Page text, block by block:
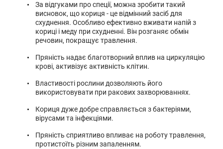
За відгуками про спеції, можна зробити такий
висновок, що кориця - це відмінний засіб для
схуднення. Особливо ефективно вживати напій з
кориці і меду при схудненні. Він розганяє обмін
речовин, покращує травлення.
Пряність надає благотворний вплив на циркуляцію
крові, активізує активність клітин.
Властивості рослини дозволяють його
використовувати при ракових захворюваннях.
Кориця дуже добре справляється з бактеріями,
вірусами та інфекціями.
Пряність сприятливо впливає на роботу травлення,
протистоїть різним запаленням.